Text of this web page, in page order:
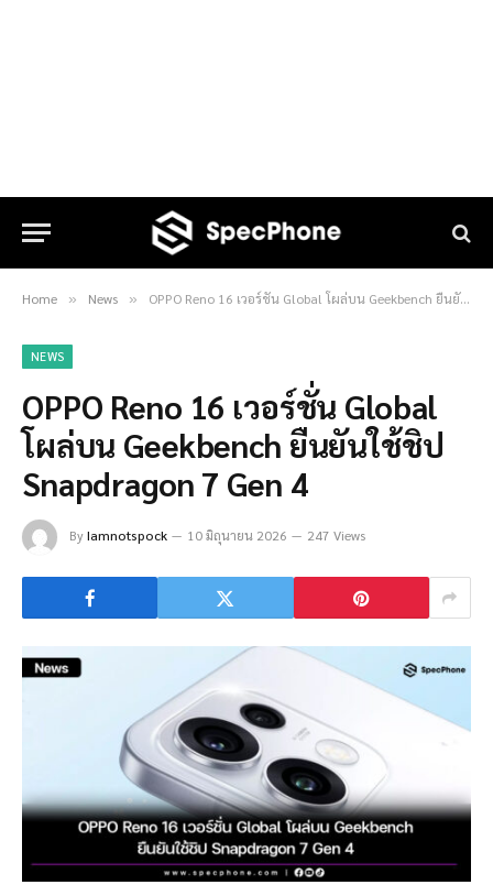
Home » News » OPPO Reno 16 เวอร์ชั่น Global โผล่บน Geekbench ยืนยันใช้ชิป Snapdragon 7 Gen 4
NEWS
OPPO Reno 16 เวอร์ชั่น Global
โผล่บน Geekbench ยืนยันใช้ชิป
Snapdragon 7 Gen 4
ByIamnotspock 10 มิถุนายน 2026 247 Views